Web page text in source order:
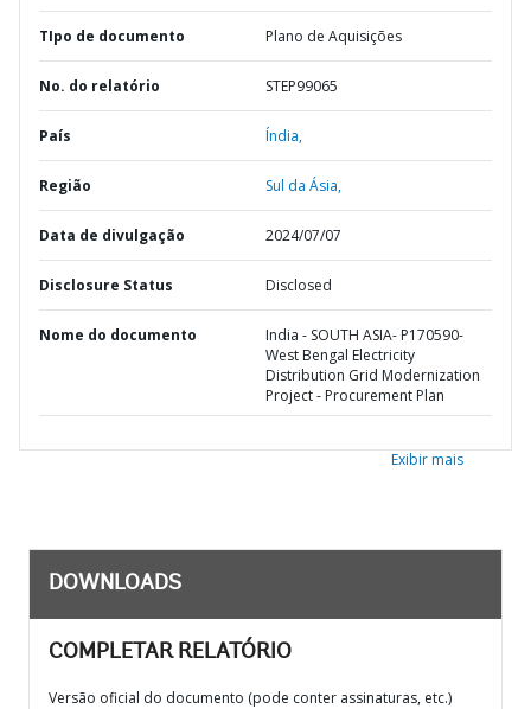
TIpo de documento Plano de Aquisições
No. do relatório STEP99065
País Índia,
Região Sul da Ásia,
Data de divulgação 2024/07/07
Disclosure Status Disclosed
Nome do documento
India - SOUTH ASIA- P170590-
West Bengal Electricity
Distribution Grid Modernization
Project - Procurement Plan
Exibir mais
DOWNLOADS
COMPLETAR RELATÓRIO
Versão oficial do documento (pode conter assinaturas, etc.)